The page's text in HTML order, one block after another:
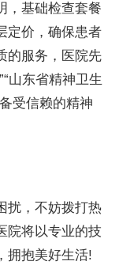
，基础检查套餐
定价，确保患者
的服务，医院先
山东省精神卫生
受信赖的精神
，不妨拨打热
院将以专业的技
拥抱美好生活!